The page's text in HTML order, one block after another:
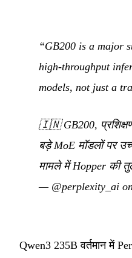
“GB200 is a major
high-throughput
models, not just a
🇮🇳GB200,
बड़े MoE मॉडलों पर
मामले में Hopper की
— @perplexity_ai
Qwen3 235B वर्तमान में